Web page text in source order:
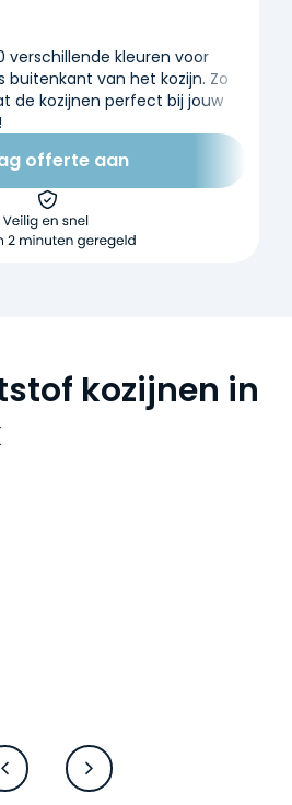
verschillende kleuren voor
buitenkant van het kozijn. Zo
de kozijnen perfect bij jouw
offerte aan
kozijnen in
in Leiderdorp